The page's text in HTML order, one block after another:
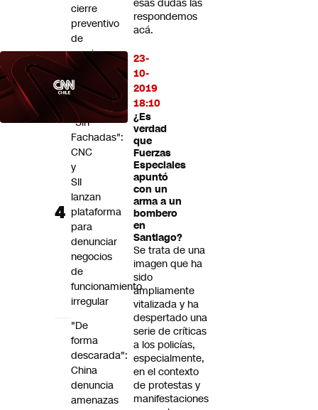
esas dudas las
respondemos
acá.
23-
10-
2019
18:10
¿Es
verdad
que
Fuerzas
Especiales
apuntó
con un
arma a un
bombero
en
Santiago?
Se trata de una
imagen que ha
sido
ampliamente
vitalizada y ha
despertado una
serie de críticas
a los policías,
especialmente,
en el contexto
de protestas y
manifestaciones
cierre
preventivo
de
caminos
a
la
montaña
"Sin
Fachadas":
CNC
y
SII
lanzan
plataforma
para
denunciar
negocios
de
funcionamiento
irregular
"De
forma
descarada":
China
denuncia
amenazas